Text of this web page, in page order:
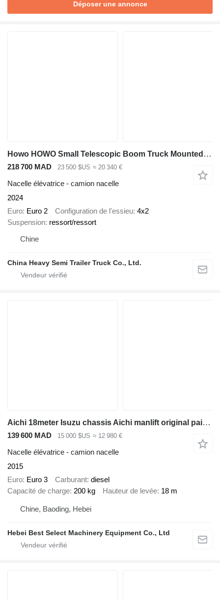
Déposer une annonce
Howo HOWO Small Telescopic Boom Truck Mounted Crane for Sale in Mexic
218 700 MAD 23 500 $US ≈ 20 340 €
Nacelle élévatrice - camion nacelle
2024
Euro Euro 2 Configuration de l'essieu 4x2
Suspension ressort/ressort
Chine
China Heavy Semi Trailer Truck Co., Ltd.
Aichi 18meter Isuzu chassis Aichi manlift original paint good conditio
139 600 MAD 15 000 $US ≈ 12 980 €
Nacelle élévatrice - camion nacelle
2015
Euro Euro 3 Carburant diesel
Capacité de charge 200 kg Hauteur de levée 18 m
Chine, Baoding, Hebei
Hebei Best Select Machinery Equipment Co., Ltd